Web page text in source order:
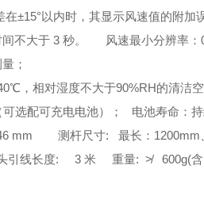
在±15°以内时，其显示风速值的附加
不大于 3 秒。 风速最小分辨率：
；
，相对湿度不大于90%RH的清洁空
选配可充电电池）； 电池寿命：持
mm 测杆尺寸: 最长：1200mm
引线长度: 3 米 重量: ≯ 600g(含